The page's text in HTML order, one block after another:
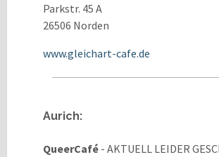
Parkstr. 45 A
26506 Norden
www.gleichart-cafe.de
Aurich:
QueerCafé - AKTUELL LEIDER